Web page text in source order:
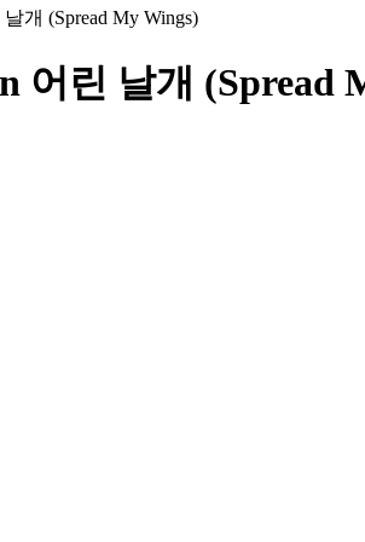
날개 (Spread My Wings)
어린 날개 (Spread